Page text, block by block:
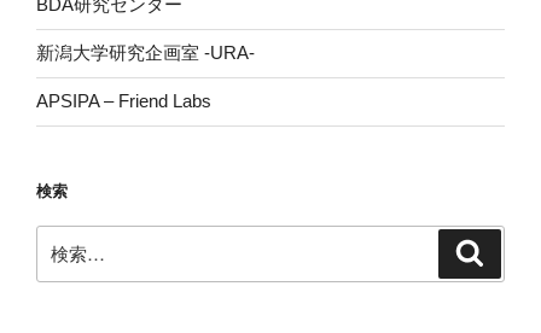
BDA研究センター
新潟大学研究企画室 -URA-
APSIPA – Friend Labs
検索
索: